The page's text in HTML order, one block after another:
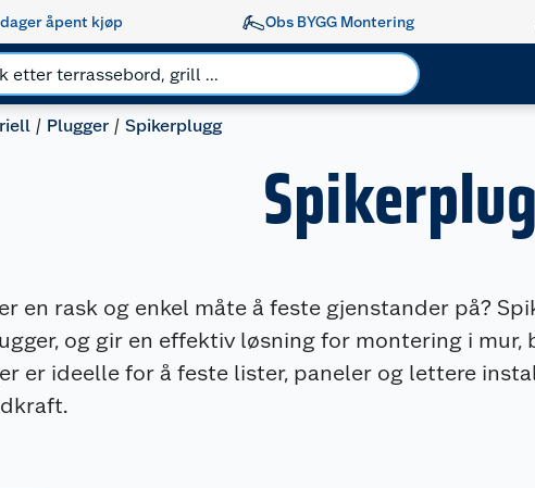
dager åpent kjøp Obs BYGG Montering
Plugger Spikerplugg
en rask og enkel måte å feste gjenstander på?
og gir en effektiv løsning for montering i mur,
er ideelle for å feste lister, paneler og lettere